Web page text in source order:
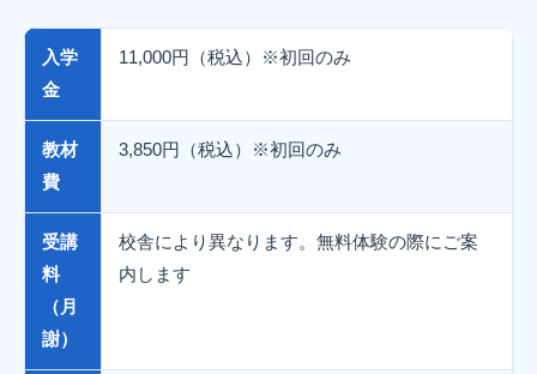
入学
金
11,000円（税込）※初回のみ
教材
費
3,850円（税込）※初回のみ
受講
料
（月
謝）
校舎により異なります。無料体験の際にご案
内します